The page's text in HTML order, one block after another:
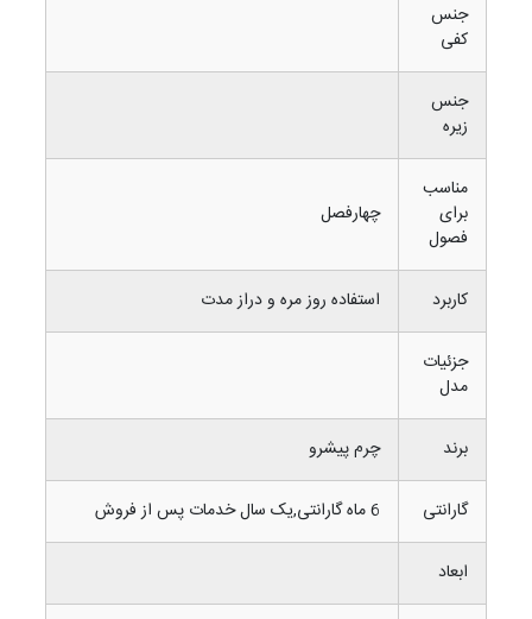
جنس
کفی
جنس
زیره
مناسب
برای
فصول
چهارفصل
کاربرد استفاده روز مره و دراز مدت
جزئیات
مدل
برند چرم پیشرو
گارانتی 6 ماه گارانتی,یک سال خدمات پس از فروش
ابعاد